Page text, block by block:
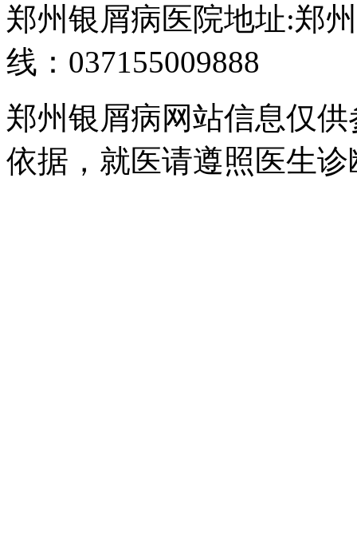
郑州银屑病医院地址:郑
线：037155009888
郑州银屑病网站信息仅
依据，就医请遵照医生诊